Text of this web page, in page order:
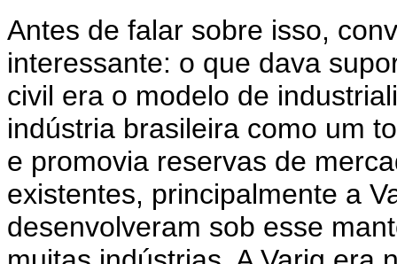
Antes de falar sobre isso,
interessante: o que dava
civil era o modelo de
indústria brasileira como um
e promovia reservas de
existentes, principalmente a
desenvolveram sob esse